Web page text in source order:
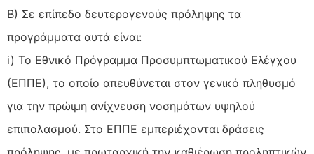
Β) Σε επίπεδο δευτερογενούς πρόληψης τα
προγράμματα αυτά είναι:
i) Το Εθνικό Πρόγραμμα Προσυμπτωματικού Ελέγχου
(ΕΠΠΕ), το οποίο απευθύνεται στον γενικό πληθυσμό
για την πρώιμη ανίχνευση νοσημάτων υψηλού
επιπολασμού. Στο ΕΠΠΕ εμπεριέχονται δράσεις